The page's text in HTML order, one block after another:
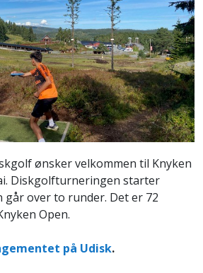
ønsker velkommen til Knyken
Diskgolfturneringen starter
går over to runder. Det er 72
Open.
på Udisk.